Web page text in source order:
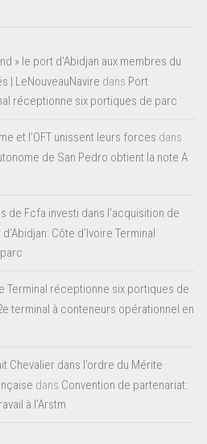
» le port d'Abidjan aux membres du
| LeNouveauNavire dans Port
réceptionne six portiques de parc
et l’OFT unissent leurs forces dans
de San Pedro obtient la note A
de Fcfa investi dans l’acquisition de
d’Abidjan: Côte d’Ivoire Terminal
Terminal réceptionne six portiques de
terminal à conteneurs opérationnel en
Chevalier dans l’ordre du Mérite
dans Convention de partenariat:
à l’Arstm